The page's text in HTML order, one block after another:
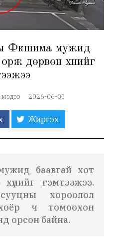
мужид
дөрвөн хүнийг
мэдээ 2026-06-03
Жиргэх
баавгай хот
гэмтээжээ.
хороолол
ч томоохон
орсон байна.